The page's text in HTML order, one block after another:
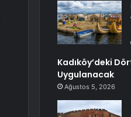
Kadıköy’deki
Uygulanacak
Ağustos 5, 2026